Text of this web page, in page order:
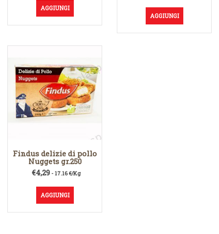
originale
era:
€2,69.
attuale
è:
€2,19.
AGGIUNGI
AGGIUNGI
Findus delizie di pollo
Nuggets gr.250
€4,29- 17.16 €/Kg
AGGIUNGI